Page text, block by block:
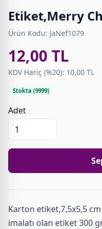
Etiket,Merry
Ürün Kodu: JaNef1079
12,00 TL
KDV Hariç (%20): 10,00 TL
Stokta (9999)
Adet
Karton etiket,7,5x5,5
imalatı olan etiket 300